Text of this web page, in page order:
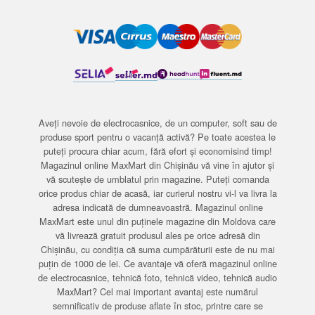
Aveți nevoie de electrocasnice, de un computer, soft sau de
produse sport pentru o vacanță activă? Pe toate acestea le
puteți procura chiar acum, fără efort și economisind timp!
Magazinul online MaxMart din Chișinău vă vine în ajutor și
vă scutește de umblatul prin magazine. Puteți comanda
orice produs chiar de acasă, iar curierul nostru vi-l va livra la
adresa indicată de dumneavoastră. Magazinul online
MaxMart este unul din puținele magazine din Moldova care
vă livrează gratuit produsul ales pe orice adresă din
Chișinău, cu condiția că suma cumpărăturii este de nu mai
puțin de 1000 de lei. Ce avantaje vă oferă magazinul online
de electrocasnice, tehnică foto, tehnică video, tehnică audio
MaxMart? Cel mai important avantaj este numărul
semnificativ de produse aflate în stoc, printre care se